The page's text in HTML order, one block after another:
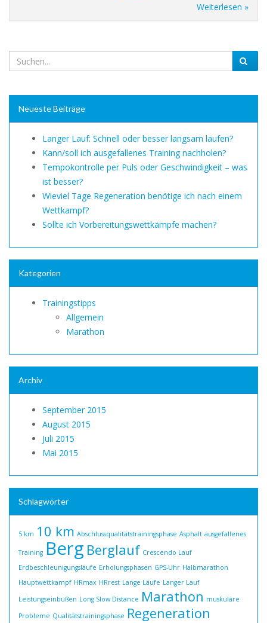
Weiterlesen »
Neueste Beiträge
Langer Lauf: Schnell oder besser langsam laufen?
Kann/soll ich ausgefallenes Training nachholen?
Tempokontrolle per Puls oder Geschwindigkeit – was
ist besser?
Wieviel Tage Regeneration benötige ich nach einem
Wettkampf?
Sollte ich Vorbereitungswettkämpfe machen?
Kategorien
Trainingstipps
Allgemein
Marathon
Archiv
September 2015
August 2015
Juli 2015
Mai 2015
Schlagwörter
5 km 10 km Abschlussqualitätstrainingsphase Asphalt ausgefallenes
Training Berg Berglauf Crescendo Lauf
Erdbeschleunigungsläufe Erholungsphasen GPS-Uhr Halbmarathon
Hauptwettkampf HRmax HRrest Lange Läufe Langer Lauf
Leistungseinbußen Long Slow Distance Marathon muskuläre
Probleme Qualitätstrainingsphase Regeneration